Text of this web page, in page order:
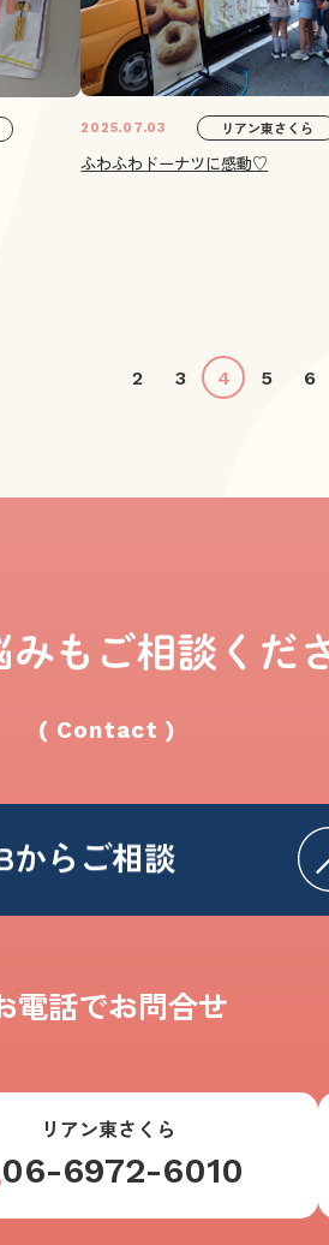
2025.07.03 リアン東さくら
ふわふわドーナツに感動♡
2 3 4 5 6
( Contact )
からご相談
電話でお問合せ
リアン東さくら
06-6972-6010